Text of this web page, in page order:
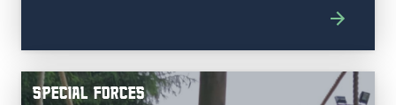
SPECIAL FORCES